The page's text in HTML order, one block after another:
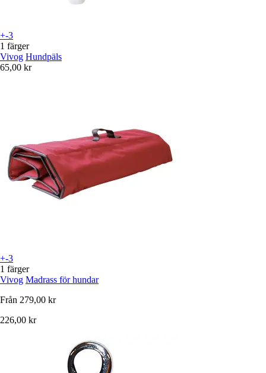
+-3
1 färger
Vivog Hundpäls
65,00 kr
+-3
1 färger
Vivog Madrass för hundar
Från 279,00 kr
226,00 kr